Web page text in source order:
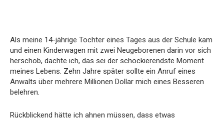
Als meine 14-jährige Tochter eines Tages aus der Schule kam
und einen Kinderwagen mit zwei Neugeborenen darin vor sich
herschob, dachte ich, das sei der schockierendste Moment
meines Lebens. Zehn Jahre später sollte ein Anruf eines
Anwalts über mehrere Millionen Dollar mich eines Besseren
belehren.
Rückblickend hätte ich ahnen müssen, dass etwas